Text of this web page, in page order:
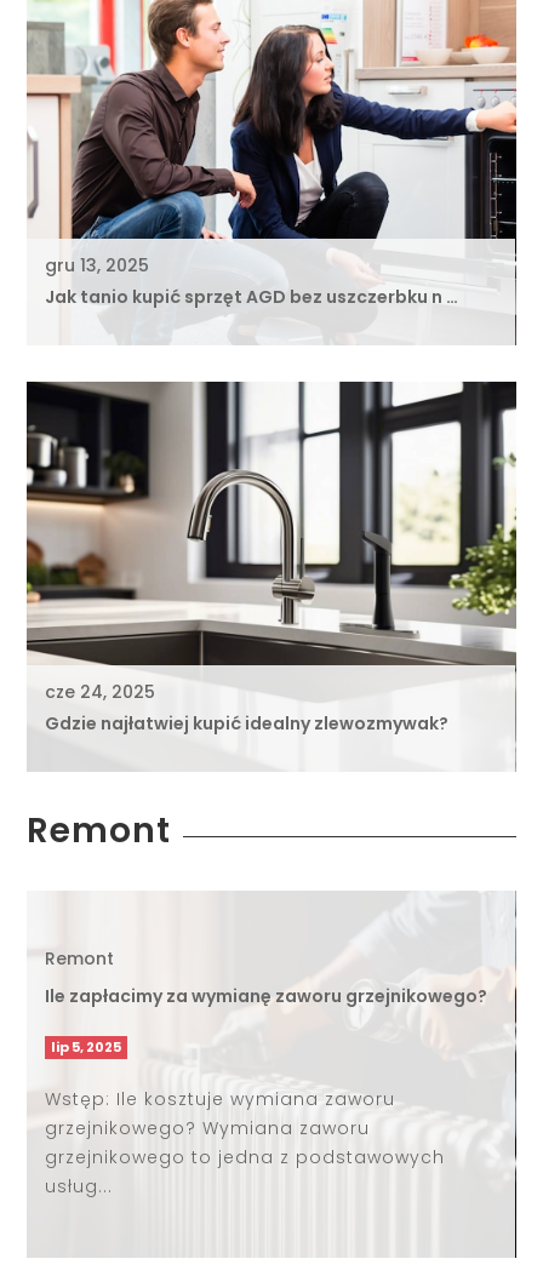
gru 13, 2025
Jak tanio kupić sprzęt AGD bez uszczerbku n …
cze 24, 2025
Gdzie najłatwiej kupić idealny zlewozmywak?
Remont
Remont
Ile zapłacimy za wymianę zaworu grzejnikowego?
lip 5, 2025
Wstęp: Ile kosztuje wymiana zaworu
grzejnikowego? Wymiana zaworu
grzejnikowego to jedna z podstawowych
usług...